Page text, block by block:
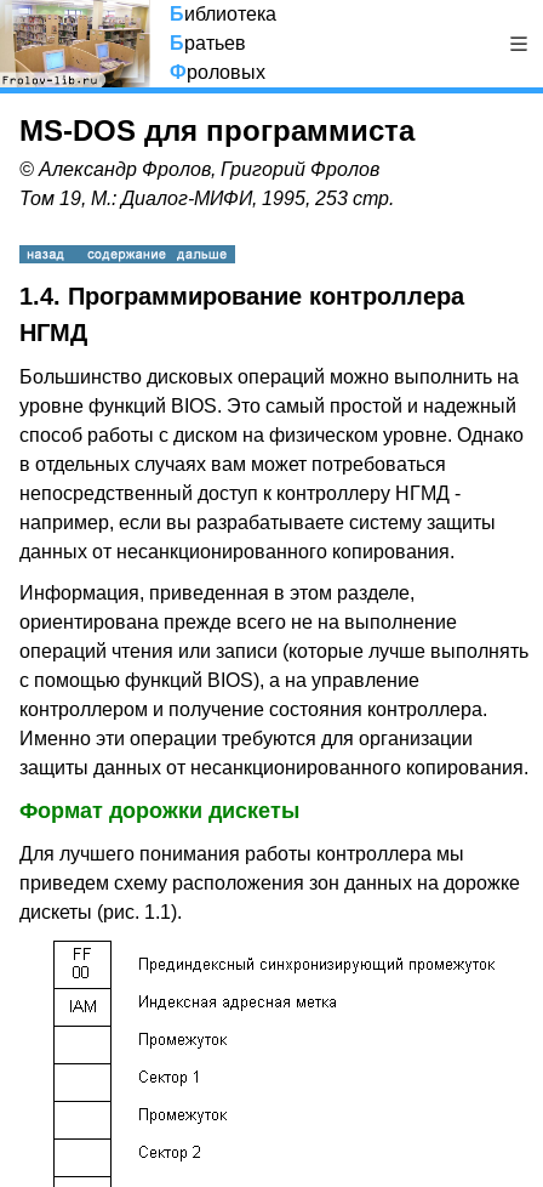
Библиотека
Братьев
Фроловых
MS-DOS для программиста
© Александр Фролов, Григорий Фролов
Том 19, М.: Диалог-МИФИ, 1995, 253 стр.
1.4. Программирование контроллера
НГМД
Большинство дисковых операций можно выполнить на
уровне функций BIOS. Это самый простой и надежный
способ работы с диском на физическом уровне. Однако
в отдельных случаях вам может потребоваться
непосредственный доступ к контроллеру НГМД -
например, если вы разрабатываете систему защиты
данных от несанкционированного копирования.
Информация, приведенная в этом разделе,
ориентирована прежде всего не на выполнение
операций чтения или записи (которые лучше выполнять
с помощью функций BIOS), а на управление
контроллером и получение состояния контроллера.
Именно эти операции требуются для организации
защиты данных от несанкционированного копирования.
Формат дорожки дискеты
Для лучшего понимания работы контроллера мы
приведем схему расположения зон данных на дорожке
дискеты (рис. 1.1).